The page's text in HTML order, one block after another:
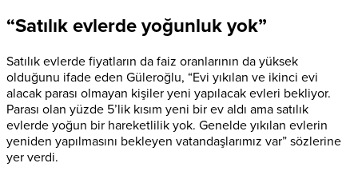
“Satılık evlerde yoğunluk yok”
Satılık evlerde fiyatların da faiz oranlarının da yüksek
olduğunu ifade eden Güleroğlu, “Evi yıkılan ve ikinci evi
alacak parası olmayan kişiler yeni yapılacak evleri bekliyor.
Parası olan yüzde 5’lik kısım yeni bir ev aldı ama satılık
evlerde yoğun bir hareketlilik yok. Genelde yıkılan evlerin
yeniden yapılmasını bekleyen vatandaşlarımız var” sözlerine
yer verdi.